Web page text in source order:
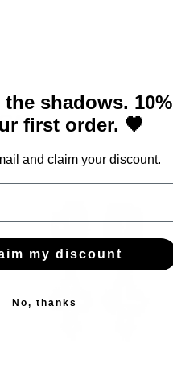
shadows. 10%
first order. 🖤
and claim your discount.
my discount
No, thanks